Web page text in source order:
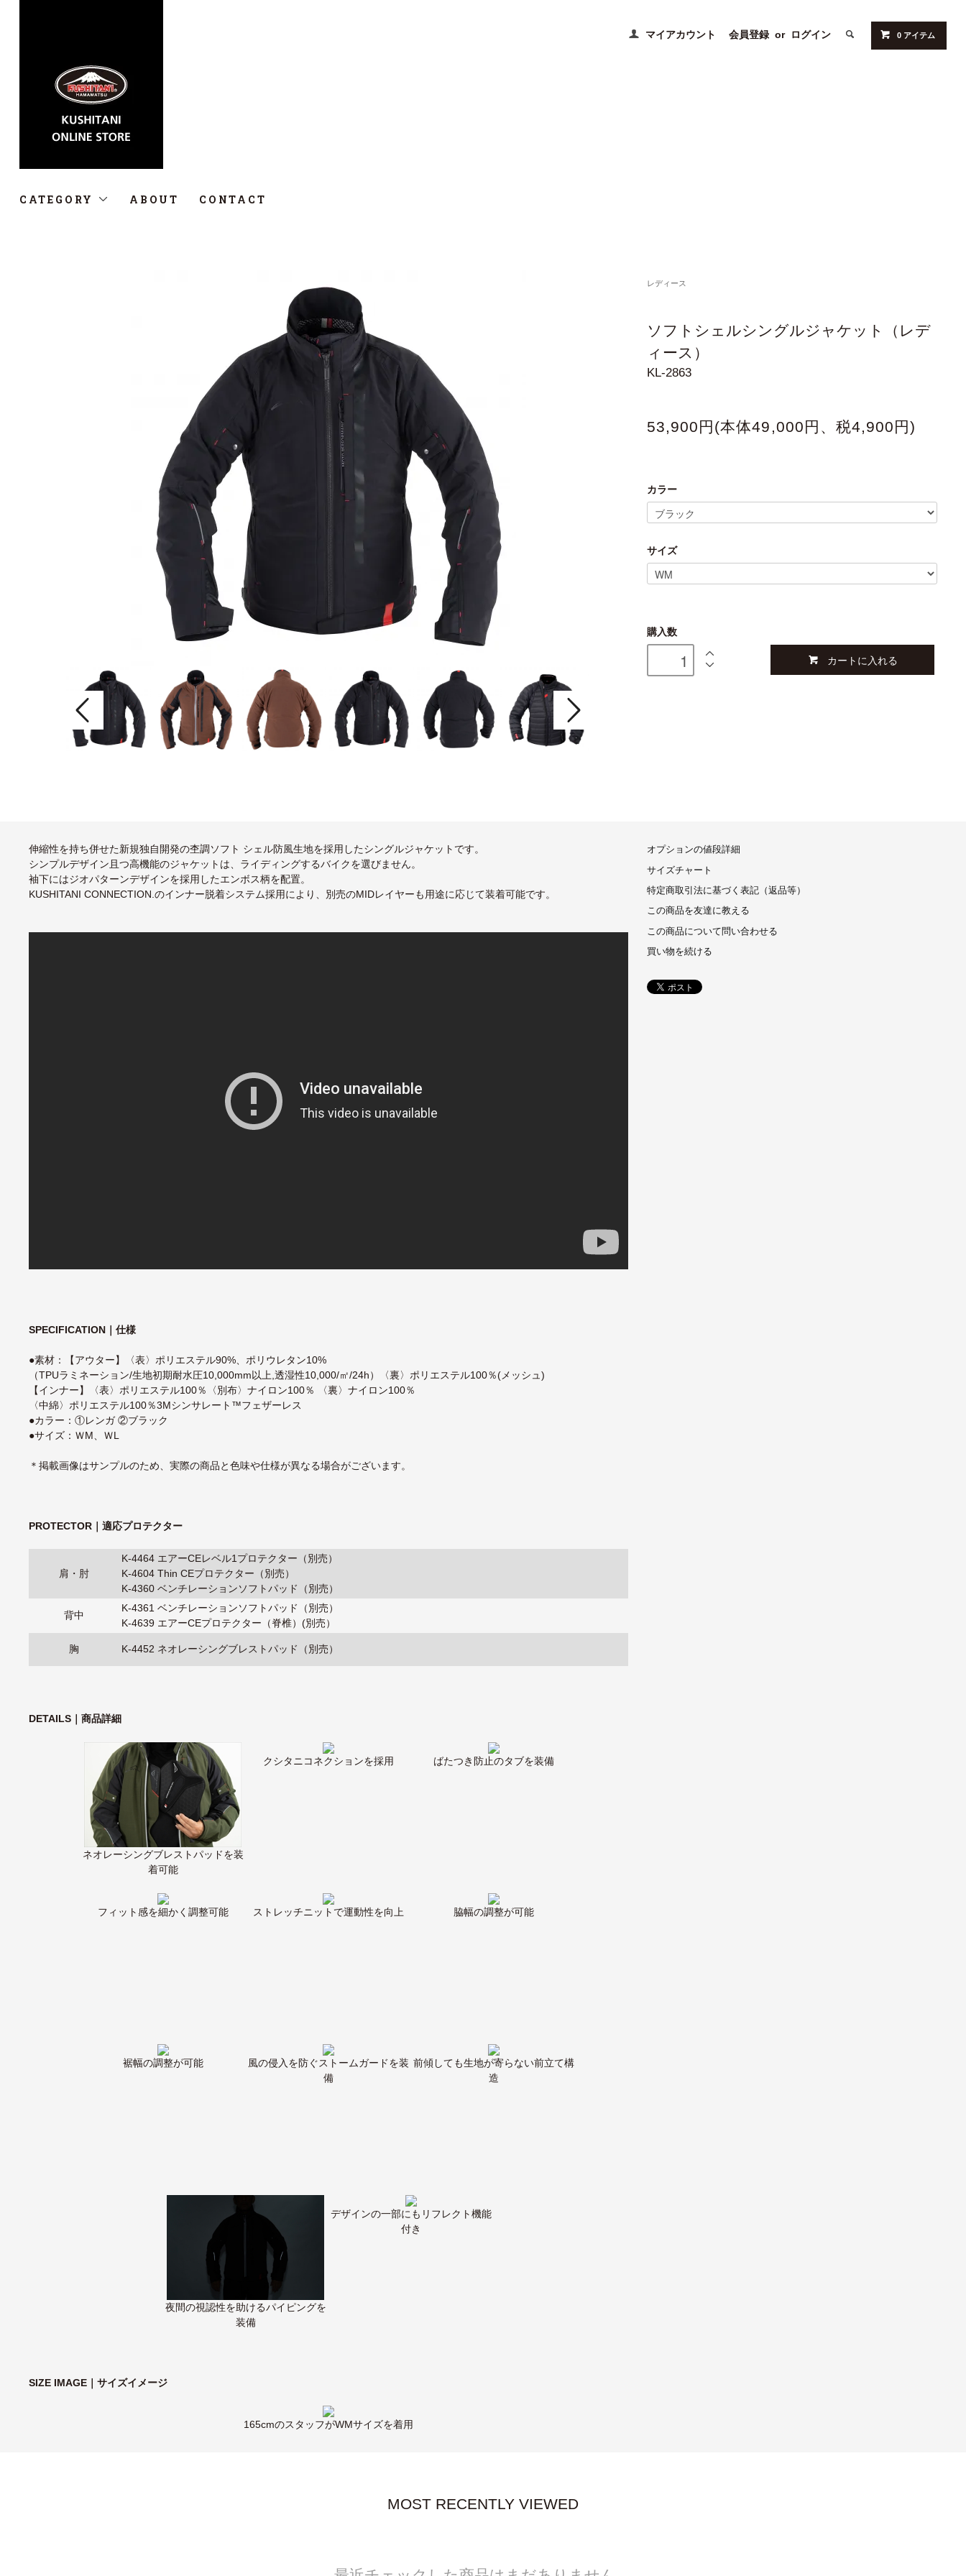
マイアカウント 会員登録 or ログイン 0 アイテム
CATEGORY ABOUT CONTACT
レディース
ソフトシェルシングルジャケット（レデ
ィース）
KL-2863
53,900円(本体49,000円、税4,900円)
カラー
サイズ
購入数
カートに入れる
伸縮性を持ち併せた新規独自開発の杢調ソフト シェル防風生地を採用したシングルジャケットです。
シンプルデザイン且つ高機能のジャケットは、ライディングするバイクを選びません。
袖下にはジオパターンデザインを採用したエンボス柄を配置。
KUSHITANI CONNECTION.のインナー脱着システム採用により、別売のMIDレイヤーも用途に応じて装着可能です。
SPECIFICATION｜仕様
●素材：【アウター】〈表〉ポリエステル90%、ポリウレタン10%
（TPUラミネーション/生地初期耐水圧10,000mm以上,透湿性10,000/㎡/24h）〈裏〉ポリエステル100％(メッシュ)
【インナー】〈表〉ポリエステル100％〈別布〉ナイロン100％ 〈裏〉ナイロン100％
〈中綿〉ポリエステル100％3Mシンサレート™フェザーレス
●カラー：①レンガ ②ブラック
●サイズ：ＷM、ＷL
＊掲載画像はサンプルのため、実際の商品と色味や仕様が異なる場合がございます。
PROTECTOR｜適応プロテクター
肩・肘
K-4464 エアーCEレベル1プロテクター（別売）
K-4604 Thin CEプロテクター（別売）
K-4360 ベンチレーションソフトパッド（別売）
背中
K-4361 ベンチレーションソフトパッド（別売）
K-4639 エアーCEプロテクター（脊椎）(別売）
胸 K-4452 ネオレーシングブレストパッド（別売）
DETAILS｜商品詳細
ネオレーシングブレストパッドを装
着可能
クシタニコネクションを採用 ばたつき防止のタブを装備
フィット感を細かく調整可能 ストレッチニットで運動性を向上 脇幅の調整が可能
裾幅の調整が可能
風の侵入を防ぐストームガードを装
備
前傾しても生地が寄らない前立て構
造
夜間の視認性を助けるパイピングを
装備
デザインの一部にもリフレクト機能
付き
SIZE IMAGE｜サイズイメージ
165cmのスタッフがWMサイズを着用
オプションの値段詳細
サイズチャート
特定商取引法に基づく表記（返品等）
この商品を友達に教える
この商品について問い合わせる
買い物を続ける
MOST RECENTLY VIEWED